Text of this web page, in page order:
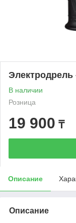
Электродрель
В наличии
Розница
19 900 ₸
Описание
Описание